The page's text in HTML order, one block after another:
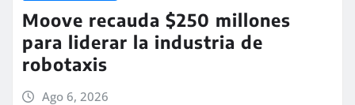
Moove recauda $250 millones
para liderar la industria de
robotaxis
Ago 6, 2026